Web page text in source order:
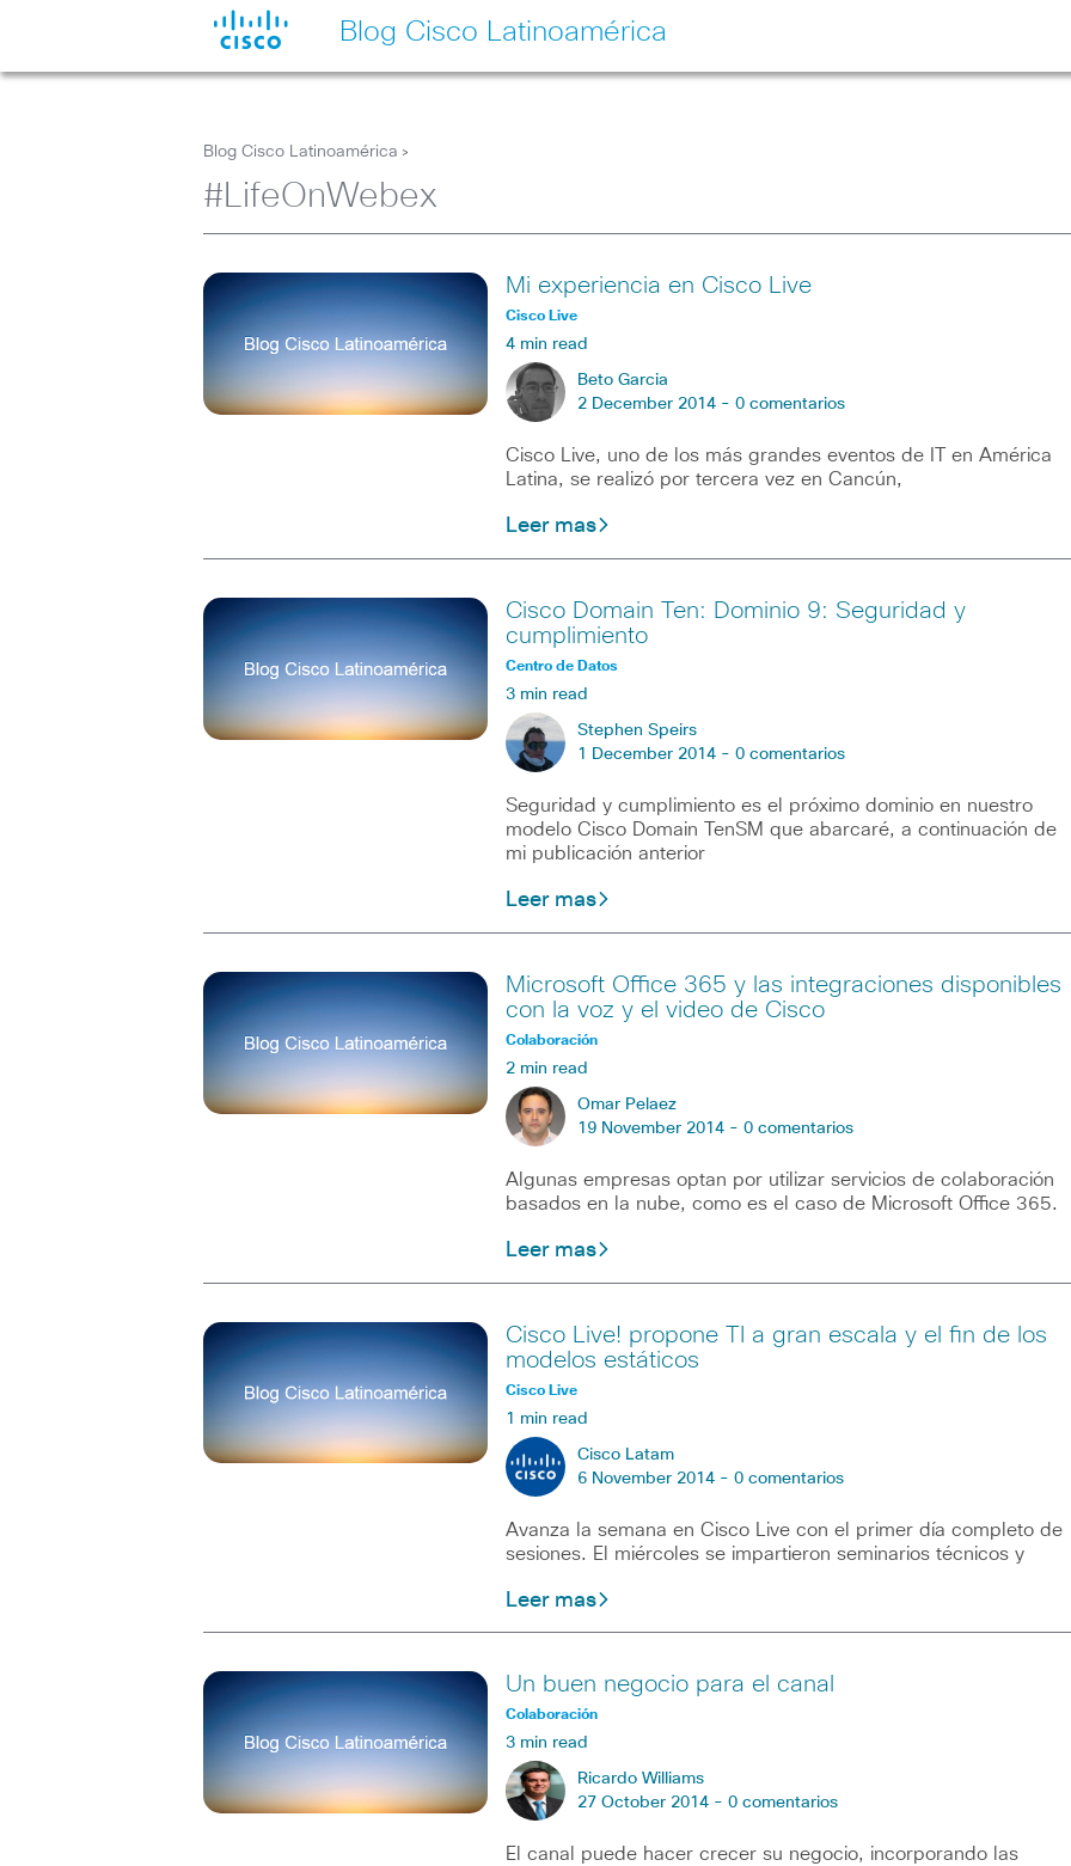
Blog Cisco Latinoamérica
Blog Cisco Latinoamérica >
#LifeOnWebex
Mi experiencia en Cisco Live
Cisco Live
4 min read
Beto Garcia
2 December 2014 - 0 comentarios
Cisco Live, uno de los más grandes eventos de IT en América
Latina, se realizó por tercera vez en Cancún,
Leer mas
Cisco Domain Ten: Dominio 9: Seguridad y
cumplimiento
Centro de Datos
3 min read
Stephen Speirs
1 December 2014 - 0 comentarios
Seguridad y cumplimiento es el próximo dominio en nuestro
modelo Cisco Domain TenSM que abarcaré, a continuación de
mi publicación anterior
Leer mas
Microsoft Office 365 y las integraciones disponibles
con la voz y el video de Cisco
Colaboración
2 min read
Omar Pelaez
19 November 2014 - 0 comentarios
Algunas empresas optan por utilizar servicios de colaboración
basados en la nube, como es el caso de Microsoft Office 365.
Leer mas
Cisco Live! propone TI a gran escala y el fin de los
modelos estáticos
Cisco Live
1 min read
Cisco Latam
6 November 2014 - 0 comentarios
Avanza la semana en Cisco Live con el primer día completo de
sesiones. El miércoles se impartieron seminarios técnicos y
Leer mas
Un buen negocio para el canal
Colaboración
3 min read
Ricardo Williams
27 October 2014 - 0 comentarios
El canal puede hacer crecer su negocio, incorporando las